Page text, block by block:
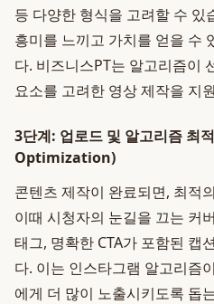
등 다양한 형식을 고려할 수 있
흥미를 느끼고 가치를 얻을 수
다. 비즈니스PT는 알고리즘이
요소를 고려한 영상 제작을 지
3단계: 업로드 및 알고리즘
Optimization)
콘텐츠 제작이 완료되면, 최적
이때 시청자의 눈길을 끄는 커
태그, 명확한 CTA가 포함된 캡
다. 이는 인스타그램 알고리즘
에게 더 많이 노출시키도록 돕